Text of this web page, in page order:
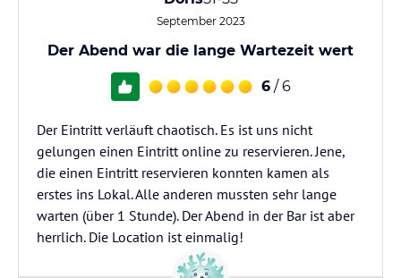
September 2023
Der Abend war die lange Wartezeit wert
6 / 6
Der Eintritt verläuft chaotisch. Es ist uns nicht
gelungen einen Eintritt online zu reservieren. Jene,
die einen Eintritt reservieren konnten kamen als
erstes ins Lokal. Alle anderen mussten sehr lange
warten (über 1 Stunde). Der Abend in der Bar ist aber
herrlich. Die Location ist einmalig!